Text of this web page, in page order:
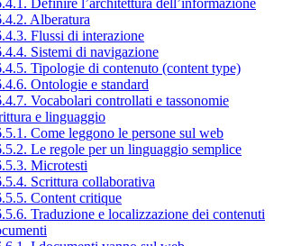
Definire l’architettura dell’informazione
Alberatura
Flussi di interazione
Sistemi di navigazione
Tipologie di contenuto (content type)
Ontologie e standard
Vocabolari controllati e tassonomie
e linguaggio
Come leggono le persone sul web
Le regole per un linguaggio semplice
Microtesti
Scrittura collaborativa
Content critique
Traduzione e localizzazione dei contenuti